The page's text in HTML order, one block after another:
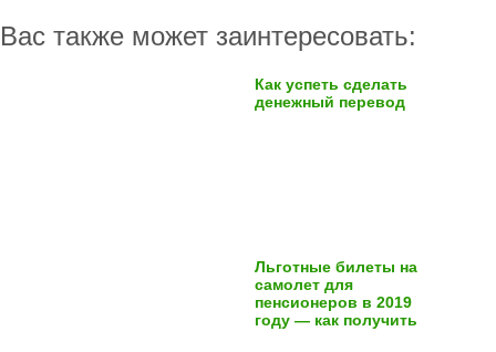
Вас также может заинтересовать:
Как успеть сделать
денежный перевод
Льготные билеты на
самолет для
пенсионеров в 2019
году — как получить